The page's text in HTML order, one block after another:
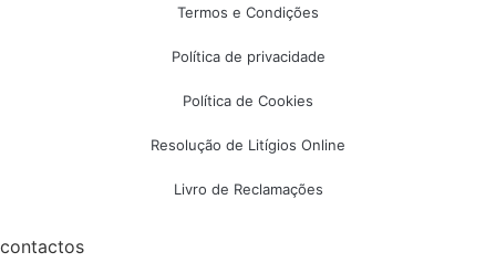
Termos e Condições
Política de privacidade
Política de Cookies
Resolução de Litígios Online
Livro de Reclamações
contactos